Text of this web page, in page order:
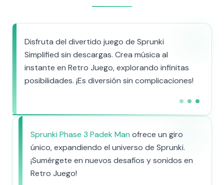
Disfruta del divertido juego de Sprunki
Simplified sin descargas. Crea música al
instante en Retro Juego, explorando infinitas
posibilidades. ¡Es diversión sin complicaciones!
Sprunki Phase 3 Padek Man ofrece un giro
único, expandiendo el universo de Sprunki.
¡Sumérgete en nuevos desafíos y sonidos en
Retro Juego!